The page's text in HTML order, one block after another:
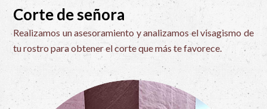
Corte de señora
Realizamos un asesoramiento y analizamos el visagismo de
tu rostro para obtener el corte que más te favorece.